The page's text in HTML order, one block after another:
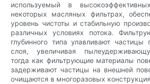
используемый в
некоторых масляных фильтрах,
уровень чистоты и стабильную
различных условиях потока.
глубинного типа улавливают
слоя, увеличивая
тогда как фильтрующие материалы
задерживают частицы на внешней
очищаются в многоразовых